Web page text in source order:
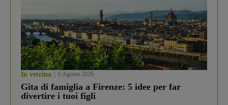
In vetrina 6 Agosto 2026
Gita di famiglia a Firenze: 5 idee per far
divertire i tuoi figli